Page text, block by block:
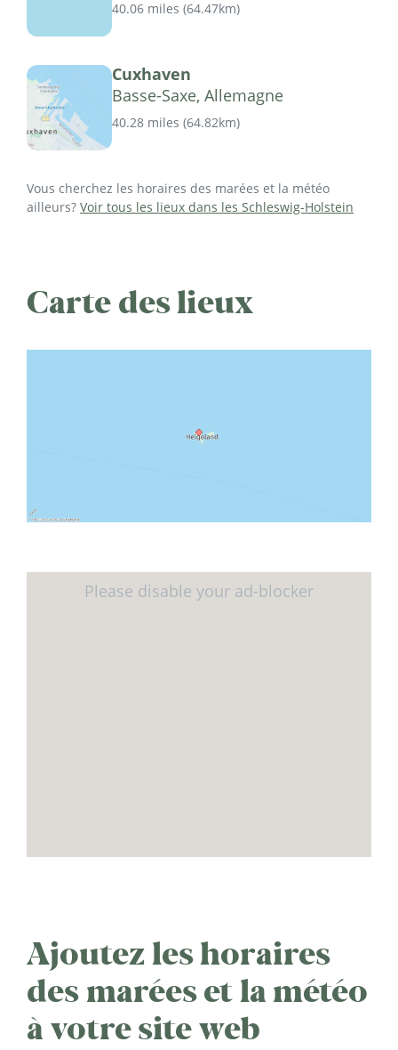
40.06 miles (64.47km)
Cuxhaven
Basse-Saxe, Allemagne
40.28 miles (64.82km)
Vous cherchez les horaires des marées et la météo
ailleurs? Voir tous les lieux dans les Schleswig-Holstein
Carte des lieux
Ajoutez les horaires
des marées et la météo
à votre site web